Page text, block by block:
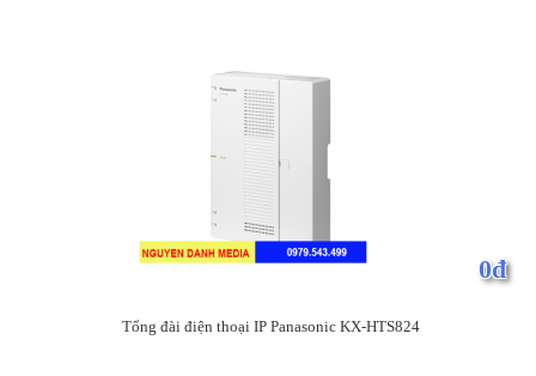
0đ
Tổng đài điện thoại IP Panasonic KX-HTS824